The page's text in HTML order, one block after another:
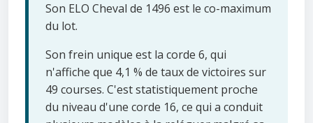
Son ELO Cheval de 1496 est le co-maximum
du lot.
Son frein unique est la corde 6, qui
n'affiche que 4,1 % de taux de victoires sur
49 courses. C'est statistiquement proche
du niveau d'une corde 16, ce qui a conduit